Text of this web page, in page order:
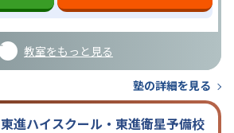
教室をもっと見る
塾の詳細を見る
東進ハイスクール・東進衛星予備校